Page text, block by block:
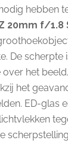
hebben
20mm f/1.8
De
het
het
ED-glas